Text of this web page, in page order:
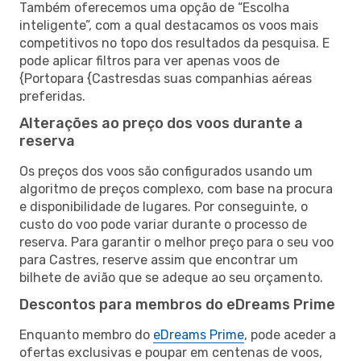
Também oferecemos uma opção de “Escolha
inteligente”, com a qual destacamos os voos mais
competitivos no topo dos resultados da pesquisa. E
pode aplicar filtros para ver apenas voos de
{Portopara {Castresdas suas companhias aéreas
preferidas.
Alterações ao preço dos voos durante a
reserva
Os preços dos voos são configurados usando um
algoritmo de preços complexo, com base na procura
e disponibilidade de lugares. Por conseguinte, o
custo do voo pode variar durante o processo de
reserva. Para garantir o melhor preço para o seu voo
para Castres, reserve assim que encontrar um
bilhete de avião que se adeque ao seu orçamento.
Descontos para membros do eDreams Prime
Enquanto membro do eDreams Prime, pode aceder a
ofertas exclusivas e poupar em centenas de voos,